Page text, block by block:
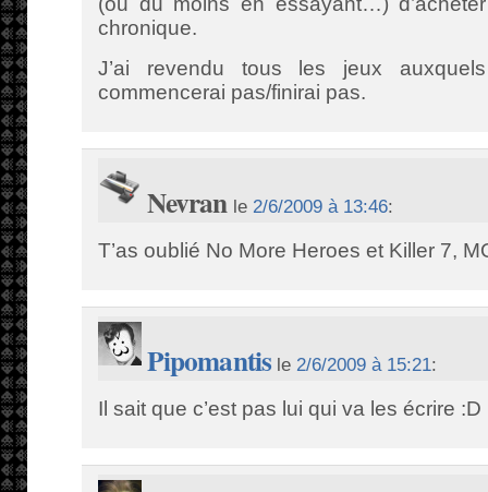
chronique.
J’ai revendu tous les jeux
commencerai pas/finirai pas.
Nevranle 2/6/2009 à 13:46:
T’as oublié No More Heroes et Killer 7,
Pipomantisle 2/6/2009 à 15:21:
Il sait que c’est pas lui qui va les écrire :D